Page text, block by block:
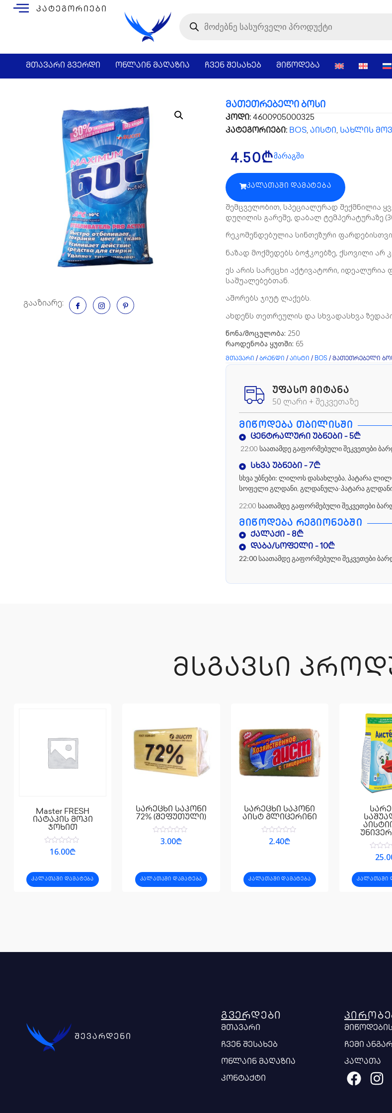
კატეგორიები
მთავარი გვერდი ონლაინ მაღაზია ჩვენ შესახებ მიწოდება
გააზიარე:
მათეთრებელი ბოსი
კოდი: 4600905000325
კატეგორიები: BOS, აისტი, სახლის
4.50₾მარაგში
ᲙᲐᲚᲐᲗᲐᲨᲘ ᲓᲐᲛᲐᲢᲔᲑᲐ
შემცველობით, სპეციალურად შექმნილია
დუღილის გარეშე, დაბალ ტემპერატურაზე
რეკომენდებულია სინთეზური
ნაზად მოქმედებს ბოჭკოებზე, ქსოვილი
ეს არის სარეცხი აქტივატორი, იდეალურია
საშუალებებთან.
აშორებს ჯიუტ ლაქებს.
ახდენს თეთრეულის და სხვადასხვა
წონა/მოცულობა: 250
რაოდენობა ყუთში: 65
მთავარი / ბრენდი / აისტი / BOS / მათეთრებელი
ᲣᲤᲐᲡᲝ ᲛᲘᲢᲐᲜᲐ
50 ლარი + შეკვეთაზე
ᲛᲘᲬᲝᲓᲔᲑᲐ ᲗᲑᲘᲚᲘᲡᲨᲘ
ცენტრალური უბნები - 5₾
22:00 საათამდე გაფორმებული შეკვეთები
სხვა უბნები - 7₾
სხვა უბნები: ლილოს დასახლება, პატარა
სოფელი გლდანი, გლდანულა-პატარა
22:00 საათამდე გაფორმებული შეკვეთები
ᲛᲘᲬᲝᲓᲔᲑᲐ ᲠᲔᲒᲘᲝᲜᲔᲑᲨᲘ
ქალაქი - 8₾
დაბა/სოფელი - 10₾
22:00 საათამდე გაფორმებული შეკვეთები
ᲛᲡᲒᲐᲕᲡᲘ
Master FRESH
იატაკის მოპი
ჯოხით
შეფასება
დან
16.00₾
ᲙᲐᲚᲐᲗᲐᲨᲘ ᲓᲐᲛᲐᲢᲔᲑᲐ
სარეცხი საპონი
72% (შეფუთული)
შეფასება
3.00₾
ᲙᲐᲚᲐᲗᲐᲨᲘ ᲓᲐᲛᲐᲢᲔᲑᲐ
სარეცხი საპონი
აისტ გლიცერინი
შეფასება
2.40₾
ᲙᲐᲚᲐᲗᲐᲨᲘ ᲓᲐᲛᲐᲢᲔᲑᲐ
5-
დან
ᲙᲐᲚᲐᲗᲐᲨᲘ
შევარდენი
ᲒᲕᲔᲠᲓᲔᲑᲘ
მთავარი
ჩვენ შესახებ
ონლაინ მაღაზია
კონტაქტი
ჩემი
კალათა